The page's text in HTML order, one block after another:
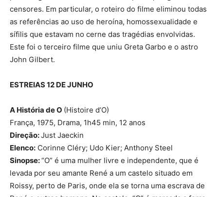
censores. Em particular, o roteiro do filme eliminou todas
as referências ao uso de heroína, homossexualidade e
sífilis que estavam no cerne das tragédias envolvidas.
Este foi o terceiro filme que uniu Greta Garbo e o astro
John Gilbert.
ESTREIAS 12 DE JUNHO
A História de O (Histoire d’O)
França, 1975, Drama, 1h45 min, 12 anos
Direção:Just Jaeckin
Elenco: Corinne Cléry; Udo Kier; Anthony Steel
Sinopse:“O” é uma mulher livre e independente, que é
levada por seu amante René a um castelo situado em
Roissy, perto de Paris, onde ela se torna uma escrava de